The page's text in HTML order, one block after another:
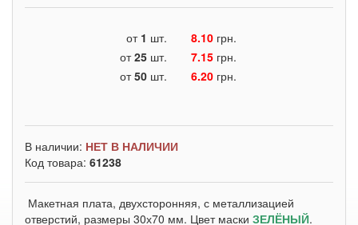
от 1 шт. 8.10 грн.
от25 шт. 7.15 грн.
от50 шт. 6.20 грн.
В наличии: НЕТ В НАЛИЧИИ
Код товара: 61238
Макетная плата, двухсторонняя, с металлизацией
отверстий, размеры 30х70 мм. Цвет маски ЗЕЛЁНЫЙ.